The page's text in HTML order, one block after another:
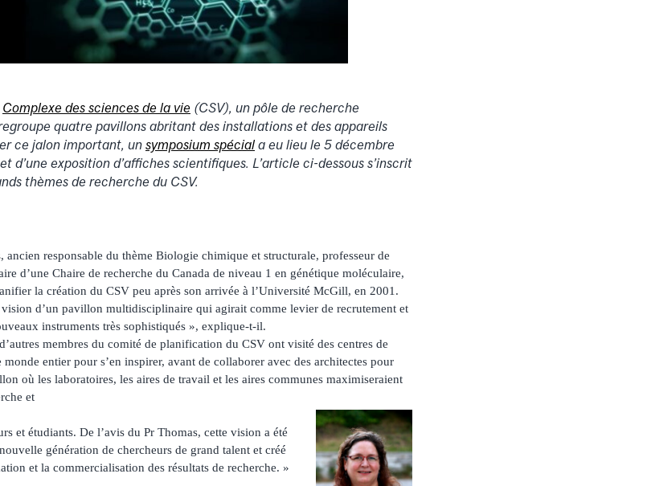
Complexe des sciences de la vie (CSV), un pôle de recherche
quatre pavillons abritant des installations et des appareils
ce jalon important, un symposium spéciala eu lieu le 5 décembre
d’une exposition d’affiches scientifiques. L’article ci-dessous s’inscrit
thèmes de recherche du CSV.
, ancien responsable du thème Biologie chimique et structurale, professeur de
d’une Chaire de recherche du Canada de niveau 1 en génétique moléculaire,
la création du CSV peu après son arrivée à l’Université McGill, en 2001.
d’un pavillon multidisciplinaire qui agirait comme levier de recrutement et
instruments très sophistiqués », explique-t-il.
membres du comité de planification du CSV ont visité des centres de
monde entier pour s’en inspirer, avant de collaborer avec des architectes pour
où les laboratoires, les aires de travail et les aires communes maximiseraient
et
et étudiants. De l’avis du Pr Thomas, cette vision a été
génération de chercheurs de grand talent et créé
et la commercialisation des résultats de recherche. »